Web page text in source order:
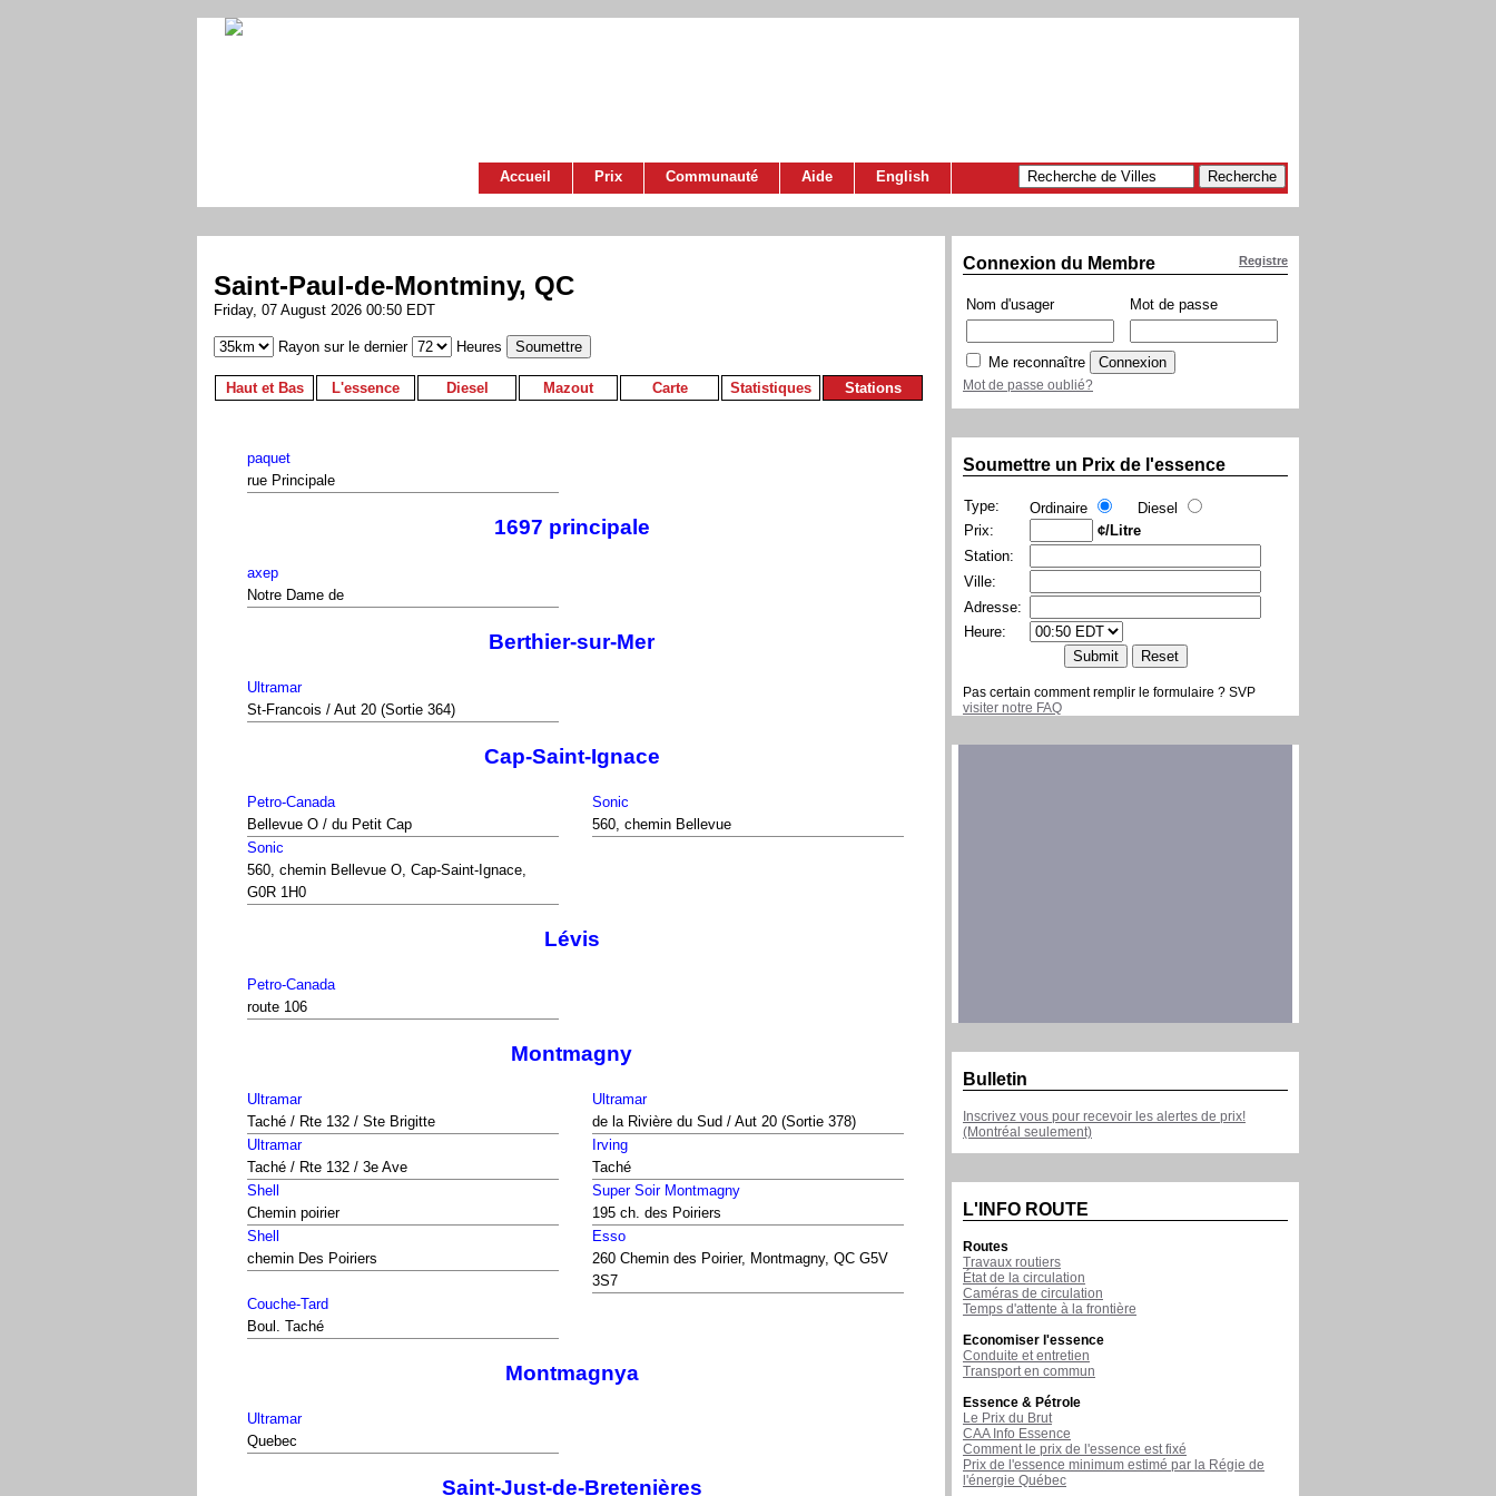
Accueil Prix Communauté Aide English
Saint-Paul-de-Montminy, QC
Friday, 07 August 2026 00:50 EDT
Rayon sur le dernier Heures
Haut et Bas L'essence Diesel Mazout Carte Statistiques Stations
paquet
rue Principale
1697 principale
axep
Notre Dame de
Berthier-sur-Mer
Ultramar
St-Francois / Aut 20 (Sortie 364)
Cap-Saint-Ignace
Petro-Canada
Bellevue O / du Petit Cap
Sonic
560, chemin Bellevue
Sonic
560, chemin Bellevue O, Cap-Saint-Ignace,
G0R 1H0
Lévis
Petro-Canada
route 106
Montmagny
Ultramar
Taché / Rte 132 / Ste Brigitte
Ultramar
de la Rivière du Sud / Aut 20 (Sortie 378)
Ultramar
Taché / Rte 132 / 3e Ave
Irving
Taché
Shell
Chemin poirier
Super Soir Montmagny
195 ch. des Poiriers
Shell
chemin Des Poiriers
Esso
260 Chemin des Poirier, Montmagny, QC G5V
3S7
Couche-Tard
Boul. Taché
Montmagnya
Ultramar
Quebec
Saint-Just-de-Bretenières
Registre
Connexion du Membre
Nom d'usager Mot de passe
Me reconnaître
Mot de passe oublié?
Soumettre un Prix de l'essence
Type: Ordinaire
Diesel
Prix:
¢/Litre
Station:
Ville:
Adresse:
Heure:
Pas certain comment remplir le formulaire ? SVP
visiter notre FAQ
Bulletin
Inscrivez vous pour recevoir les alertes de prix!
(Montréal seulement)
L'INFO ROUTE
Routes
Travaux routiers
État de la circulation
Caméras de circulation
Temps d'attente à la frontière
Economiser l'essence
Conduite et entretien
Transport en commun
Essence & Pétrole
Le Prix du Brut
CAA Info Essence
Comment le prix de l'essence est fixé
Prix de l'essence minimum estimé par la Régie de
l'énergie Québec